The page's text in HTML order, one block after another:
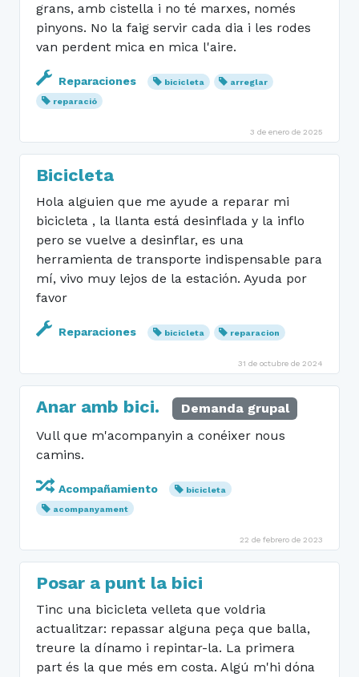
grans, amb cistella i no té marxes, només
pinyons. No la faig servir cada dia i les rodes
van perdent mica en mica l'aire.
Reparaciones bicicleta
arreglar
reparació
3 de enero de 2025
Bicicleta
Hola alguien que me ayude a reparar mi
bicicleta , la llanta está desinflada y la inflo
pero se vuelve a desinflar, es una
herramienta de transporte indispensable para
mí, vivo muy lejos de la estación. Ayuda por
favor
Reparaciones bicicleta reparacion
31 de octubre de 2024
Anar amb bici.
Demanda grupal
Vull que m'acompanyin a conéixer nous
camins.
Acompañamiento
bicicleta
acompanyament
22 de febrero de 2023
Posar a punt la bici
Tinc una bicicleta velleta que voldria
actualitzar: repassar alguna peça que balla,
treure la dínamo i repintar-la. La primera
part és la que més em costa. Algú m'hi dóna